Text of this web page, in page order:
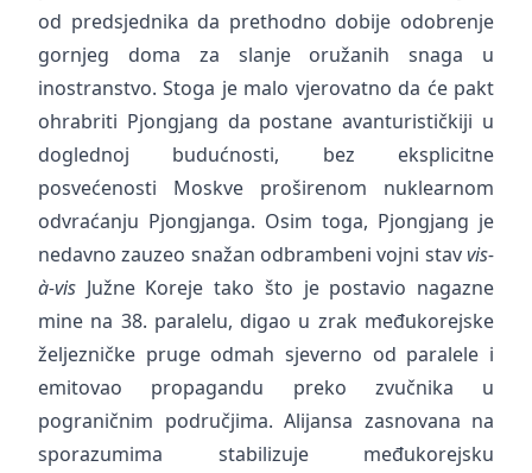
od predsjednika da prethodno dobije odobrenje
gornjeg doma za slanje oružanih snaga u
inostranstvo. Stoga je malo vjerovatno da će pakt
ohrabriti Pjongjang da postane avanturističkiji u
doglednoj budućnosti, bez eksplicitne
posvećenosti Moskve proširenom nuklearnom
odvraćanju Pjongjanga. Osim toga, Pjongjang je
nedavno zauzeo snažan odbrambeni vojni stavvis-
à-vis Južne Koreje tako što je postavio nagazne
mine na 38. paralelu, digao u zrak međukorejske
željezničke pruge odmah sjeverno od paralele i
emitovao propagandu preko zvučnika u
pograničnim područjima. Alijansa zasnovana na
sporazumima stabilizuje međukorejsku